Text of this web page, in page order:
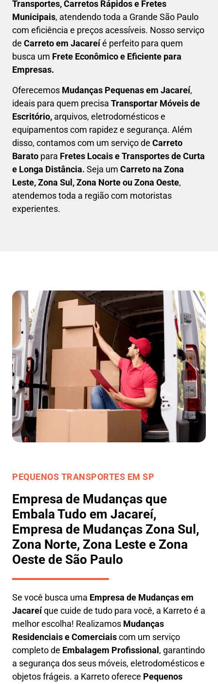
Transportes, Carretos Rápidos e Fretes
Municipais, atendendo toda a Grande São Paulo
com eficiência e preços acessíveis. Nosso serviço
de Carreto em Jacareíé perfeito para quem
busca um Frete Econômico e Eficiente para
Empresas.
Oferecemos Mudanças Pequenas em Jacareí,
ideais para quem precisa Transportar Móveis de
Escritório, arquivos, eletrodomésticos e
equipamentos com rapidez e segurança. Além
disso, contamos com um serviço de Carreto
Barato para Fretes Locais e Transportes de Curta
e Longa Distância. Seja um Carreto na Zona
Leste, Zona Sul, Zona Norte ou Zona Oeste,
atendemos toda a região com motoristas
experientes.
PEQUENOS TRANSPORTES EM SP
Empresa de Mudanças que
Embala Tudo em Jacareí,
Empresa de Mudanças Zona Sul,
Zona Norte, Zona Leste e Zona
Oeste de São Paulo
Se você busca uma Empresa de Mudanças em
Jacareíque cuide de tudo para você, a Karretoé a
melhor escolha! Realizamos Mudanças
Residenciais e Comerciaiscom um serviço
completo de Embalagem Profissional , garantindo
a segurança dos seus móveis, eletrodomésticos e
objetos frágeis. a Karretooferece Pequenos